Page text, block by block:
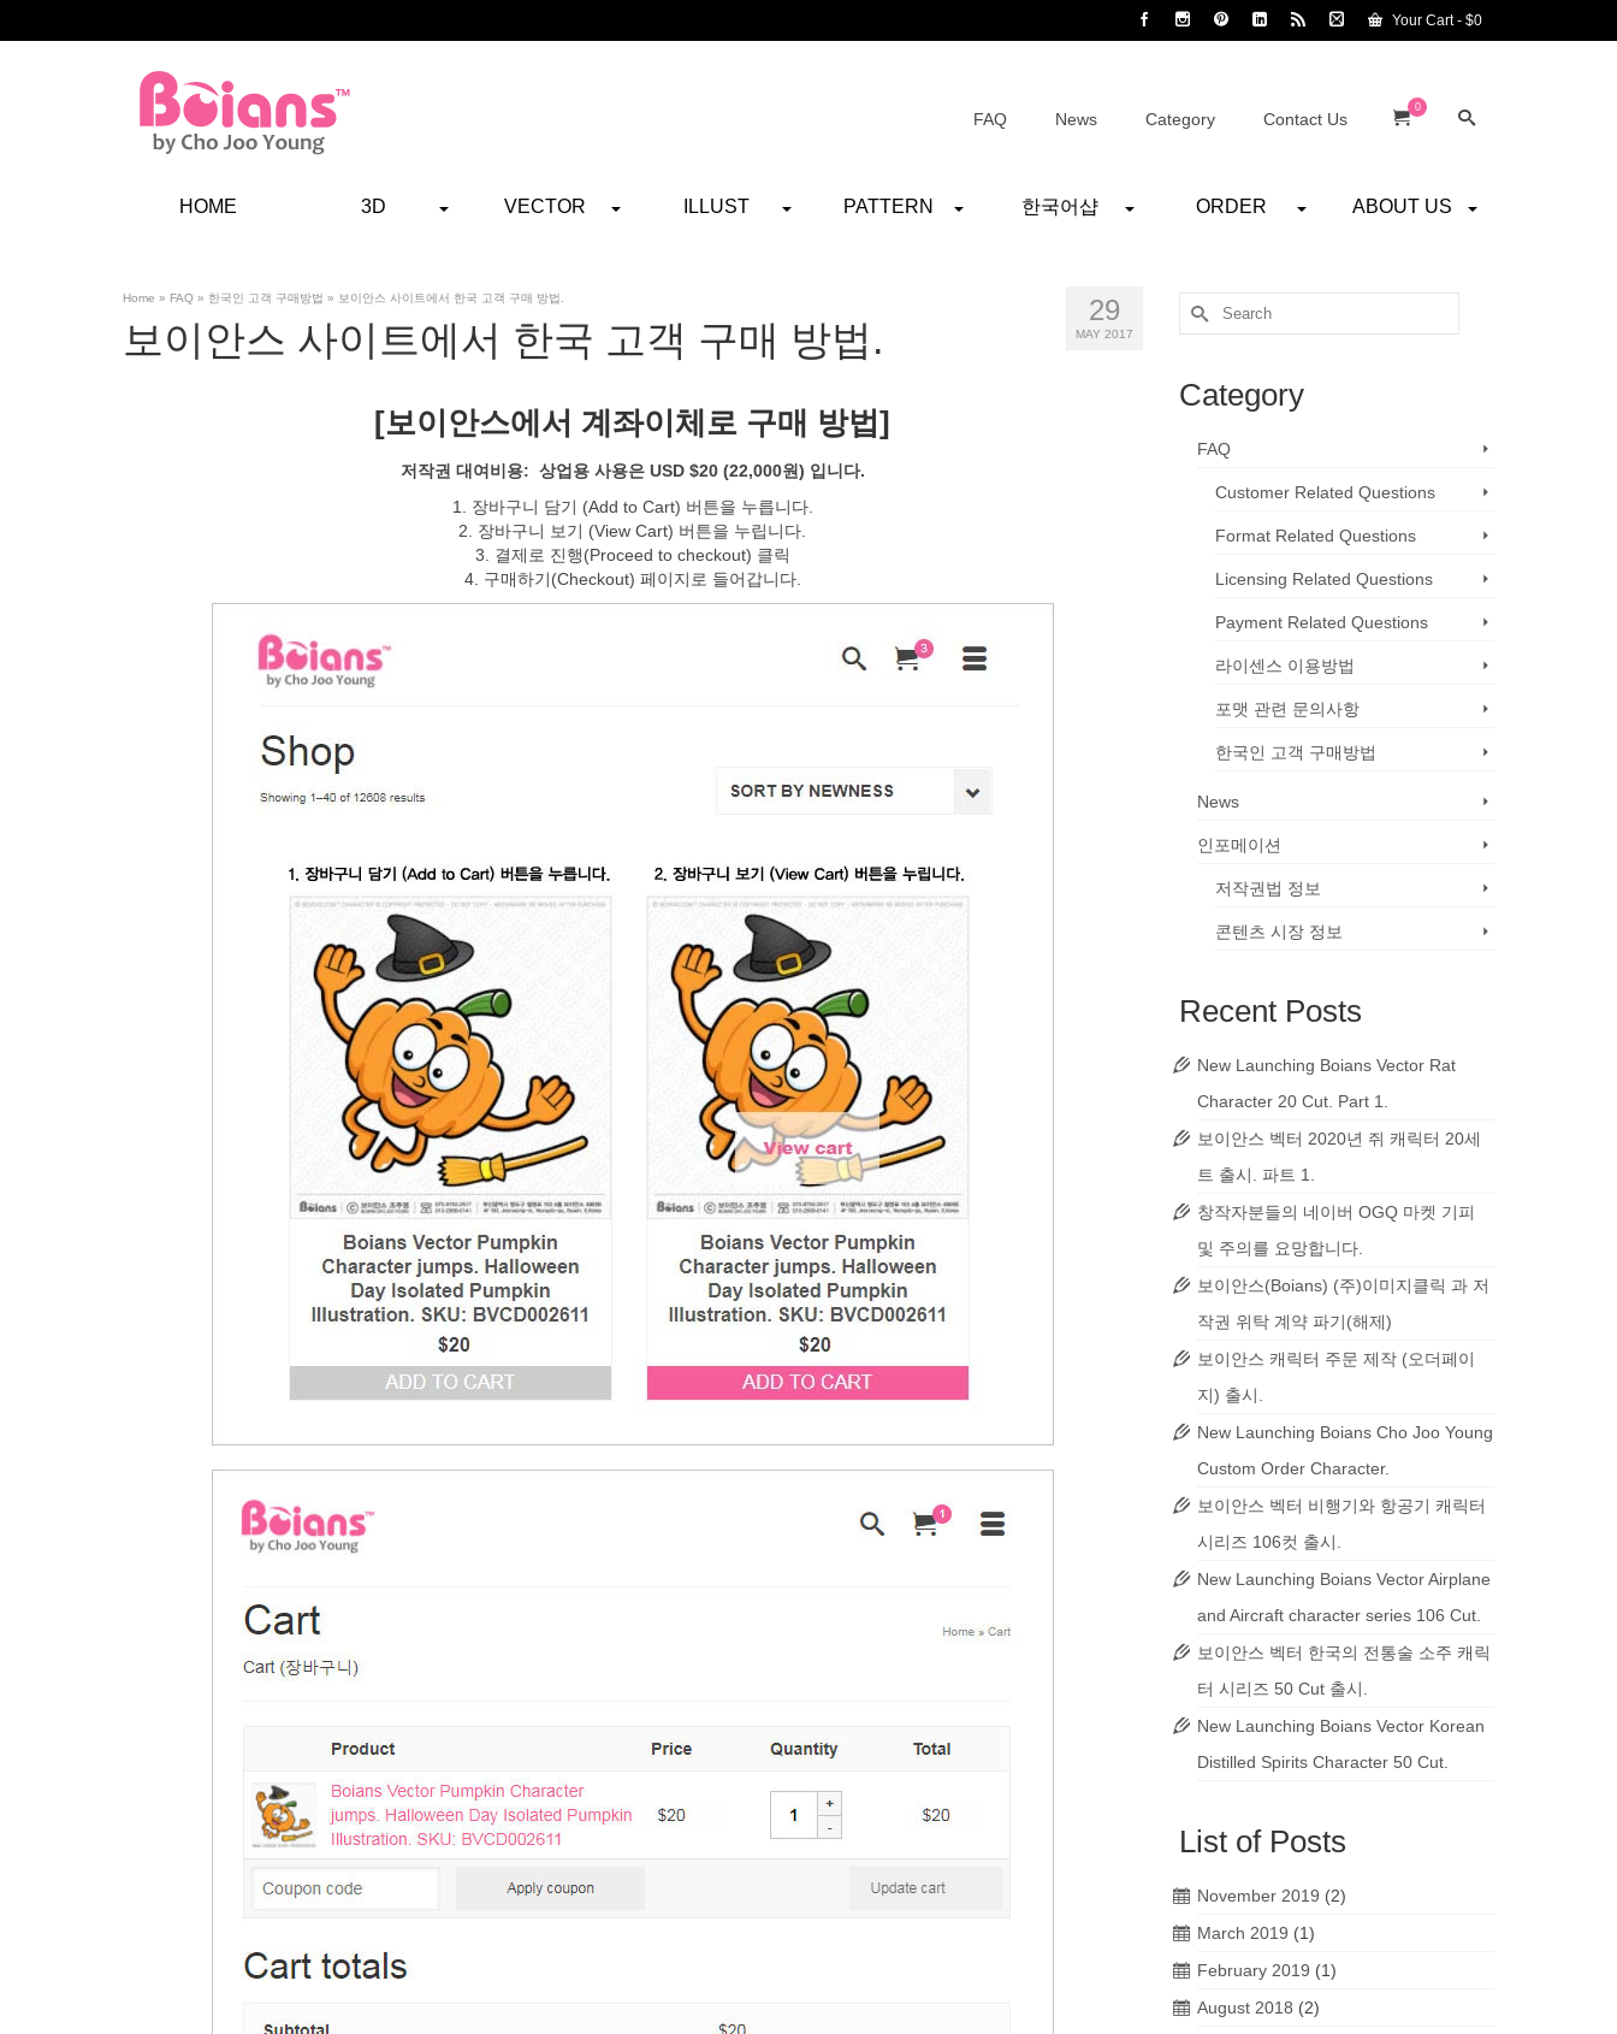
Your Cart- $0
FAQ News Category Contact Us
0
HOME 3D VECTOR ILLUST PATTERN 한국어샵 ORDER ABOUT US
29
MAY 2017
Home » FAQ » 한국인 고객 구매방법 » 보이안스 사이트에서 한국 고객 구매 방법.
보이안스 사이트에서 한국 고객 구매 방법.
[보이안스에서 계좌이체로 구매 방법]
저작권 대여비용: 상업용 사용은 USD $20 (22,000원) 입니다.
1. 장바구니 담기 (Add to Cart) 버튼을 누릅니다.
2. 장바구니 보기 (View Cart) 버튼을 누립니다.
3. 결제로 진행(Proceed to checkout) 클릭
4. 구매하기(Checkout) 페이지로 들어갑니다.
Search
for:
Category
FAQ
Customer Related Questions
Format Related Questions
Licensing Related Questions
Payment Related Questions
라이센스 이용방법
포맷 관련 문의사항
한국인 고객 구매방법
News
인포메이션
저작권법 정보
콘텐츠 시장 정보
Recent Posts
New Launching Boians Vector Rat
Character 20 Cut. Part 1.
보이안스 벡터 2020년 쥐 캐릭터 20세
트 출시. 파트 1.
창작자분들의 네이버 OGQ 마켓 기피
및 주의를 요망합니다.
보이안스(Boians) (주)이미지클릭 과 저
작권 위탁 계약 파기(해제)
보이안스 캐릭터 주문 제작 (오더페이
지) 출시.
New Launching Boians Cho Joo Young
Custom Order Character.
보이안스 벡터 비행기와 항공기 캐릭터
시리즈 106컷 출시.
New Launching Boians Vector Airplane
and Aircraft character series 106 Cut.
보이안스 벡터 한국의 전통술 소주 캐릭
터 시리즈 50 Cut 출시.
New Launching Boians Vector Korean
Distilled Spirits Character 50 Cut.
List of Posts
November 2019 (2)
March 2019 (1)
February 2019 (1)
August 2018 (2)